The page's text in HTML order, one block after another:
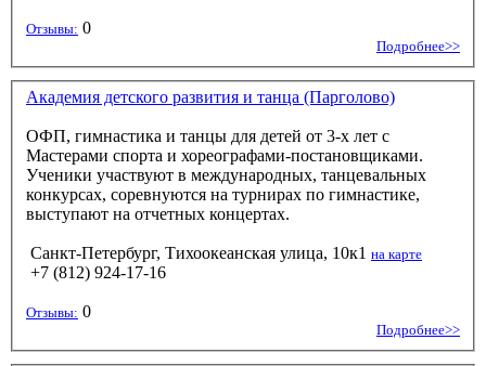
Отзывы: 0
Подробнее>>
Академия детского развития и танца (Парголово)
ОФП, гимнастика и танцы для детей от 3-х лет с
Мастерами спорта и хореографами-постановщиками.
Ученики участвуют в международных, танцевальных
конкурсах, соревнуются на турнирах по гимнастике,
выступают на отчетных концертах.
Санкт-Петербург, Тихоокеанская улица, 10к1 на карте
+7 (812) 924-17-16
Отзывы: 0
Подробнее>>